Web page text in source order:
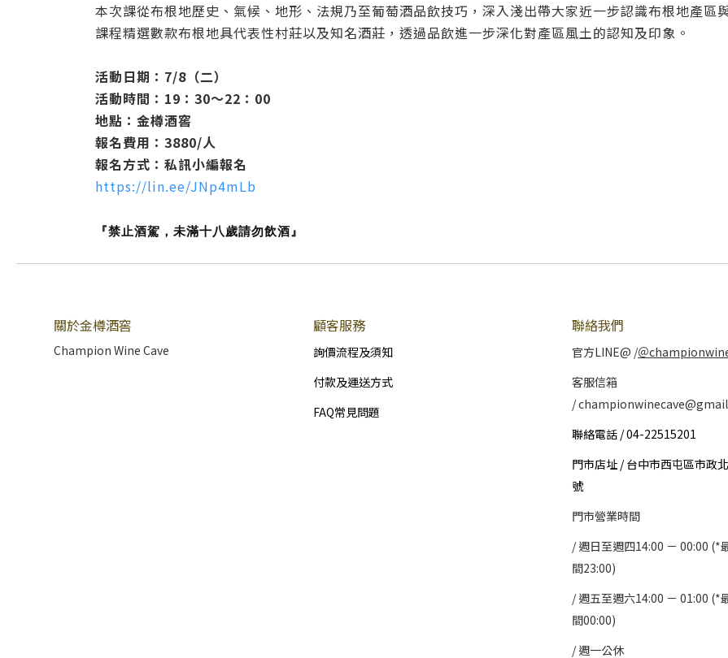
本次課從布根地歷史、氣候、地形、法規乃至葡萄酒品飲技巧，深入淺出帶大家近一步認識布根地產區
課程精選數款布根地具代表性村莊以及知名酒莊，透過品飲進一步深化對產區風土的認知及印象。
活動日期：7/8（二）
活動時間：19：30～22：00
地點：金樽酒窖
報名費用：3880/人
報名方式：私訊小編報名
https://lin.ee/JNp4mLb
『禁止酒駕，未滿十八歲請勿飲酒』
關於金樽酒窖
Champion Wine Cave
顧客服務
詢價流程及須知
付款及運送方式
FAQ常見問題
聯絡我們
官方LINE@ /＠
客服信箱
/
聯絡電話 / 04-22515201
門市店址 / 台中市西屯區市政
號
門市營業時間
/ 週日至週四14:00 － 00:00 (*
間23:00)
/週五至週六14:00 － 01:00 (*
間00:00)
/週一公休